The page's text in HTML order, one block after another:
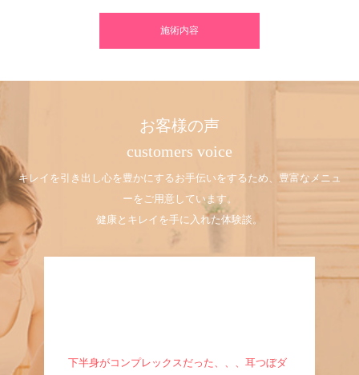
施術内容
お客様の声
customers voice
キレイを引き出し心を豊かにするお手伝いをするため、豊富なメニュ
ーをご用意しています。
健康とキレイを手に入れた体験談。
下半身がコンプレックスだった、、、耳つぼダ